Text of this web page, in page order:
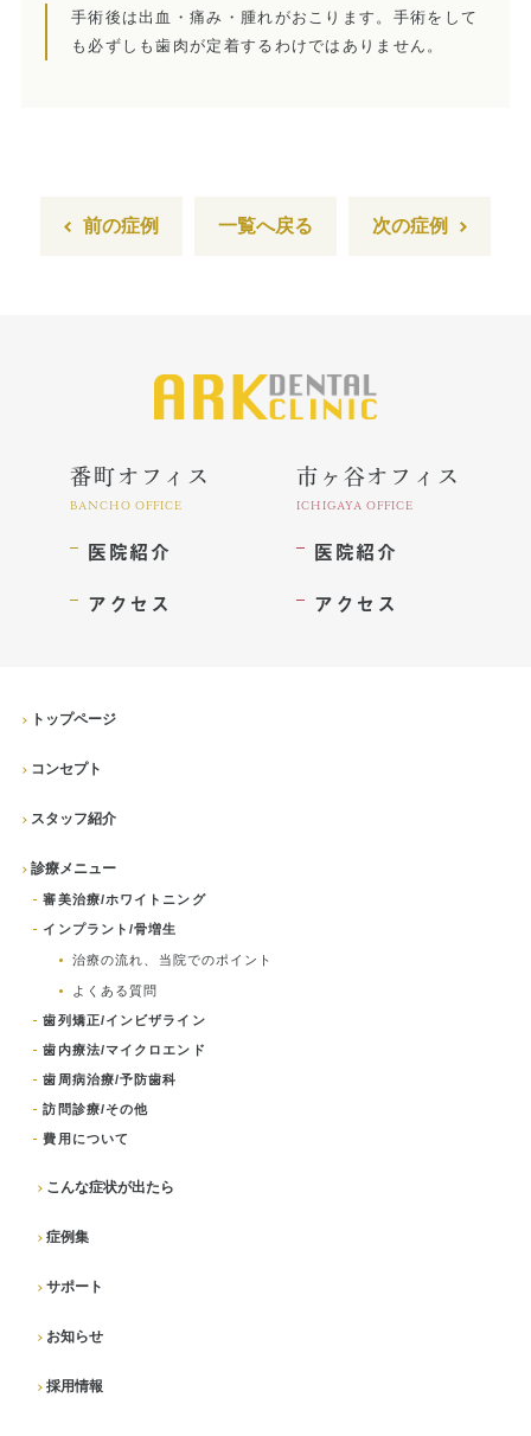
歯科用CT撮影
手術後は出血・痛み・腫れがおこります。手術をして
も必ずしも歯肉が定着するわけではありません。
前の症例 一覧へ戻る 次の症例
番町オフィス
BANCHO OFFICE
医院紹介
アクセス
市ヶ谷オフィス
ICHIGAYA OFFICE
医院紹介
アクセス
トップページ
コンセプト
スタッフ紹介
診療メニュー
審美治療/ホワイトニング
インプラント/骨増生
治療の流れ、当院でのポイント
よくある質問
歯列矯正/インビザライン
歯内療法/マイクロエンド
歯周病治療/予防歯科
訪問診療/その他
費用について
こんな症状が出たら
症例集
サポート
お知らせ
採用情報